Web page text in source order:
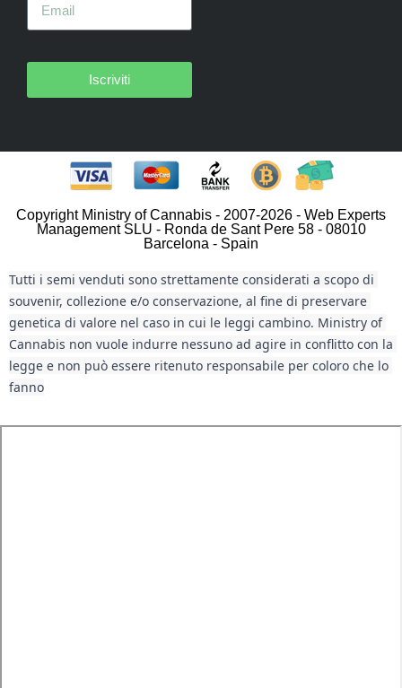
Iscriviti
Copyright Ministry of Cannabis - 2007-2026 - Web Experts
Management SLU - Ronda de Sant Pere 58 - 08010
Barcelona - Spain
Tutti i semi venduti sono strettamente considerati a scopo di
souvenir, collezione e/o conservazione, al fine di preservare
genetica di valore nel caso in cui le leggi cambino. Ministry of
Cannabis non vuole indurre nessuno ad agire in conflitto con la
legge e non può essere ritenuto responsabile per coloro che lo
fanno